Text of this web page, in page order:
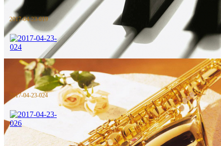
2017-04-23-019
2017-04-23-024